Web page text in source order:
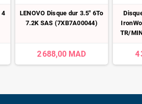
4
LENOVO Disque dur 3.5" 6To
7.2K SAS (7XB7A00044)
2 688,00 MAD
TR/
4